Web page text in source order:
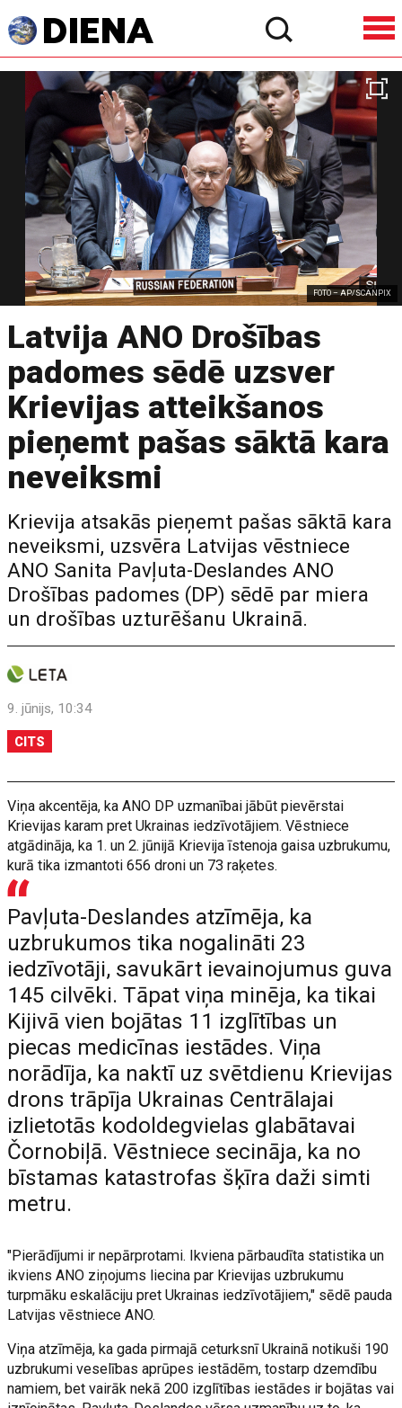
FOTO – AP/SCANPIX
Latvija ANO Drošības
padomes sēdē uzsver
Krievijas atteikšanos
pieņemt pašas sāktā kara
neveiksmi
Krievija atsakās pieņemt pašas sāktā kara
neveiksmi, uzsvēra Latvijas vēstniece
ANO Sanita Pavļuta-Deslandes ANO
Drošības padomes (DP) sēdē par miera
un drošības uzturēšanu Ukrainā.
9. jūnijs, 10:34
CITS
Viņa akcentēja, ka ANO DP uzmanībai jābūt pievērstai
Krievijas karam pret Ukrainas iedzīvotājiem. Vēstniece
atgādināja, ka 1. un 2. jūnijā Krievija īstenoja gaisa uzbrukumu,
kurā tika izmantoti 656 droni un 73 raķetes.
Pavļuta-Deslandes atzīmēja, ka
uzbrukumos tika nogalināti 23
iedzīvotāji, savukārt ievainojumus guva
145 cilvēki. Tāpat viņa minēja, ka tikai
Kijivā vien bojātas 11 izglītības un
piecas medicīnas iestādes. Viņa
norādīja, ka naktī uz svētdienu Krievijas
drons trāpīja Ukrainas Centrālajai
izlietotās kodoldegvielas glabātavai
Čornobiļā. Vēstniece secināja, ka no
bīstamas katastrofas šķīra daži simti
metru.
"Pierādījumi ir nepārprotami. Ikviena pārbaudīta statistika un
ikviens ANO ziņojums liecina par Krievijas uzbrukumu
turpmāku eskalāciju pret Ukrainas iedzīvotājiem," sēdē pauda
Latvijas vēstniece ANO.
Viņa atzīmēja, ka gada pirmajā ceturksnī Ukrainā notikuši 190
uzbrukumi veselības aprūpes iestādēm, tostarp dzemdību
namiem, bet vairāk nekā 200 izglītības iestādes ir bojātas vai